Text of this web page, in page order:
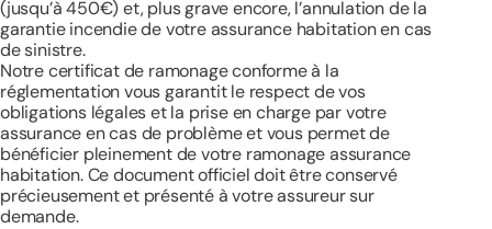
(jusqu’à 450€) et, plus grave encore, l’annulation de la
garantie incendie de votre assurance habitation en cas
de sinistre.
Notre certificat de ramonage conforme à la
réglementation vous garantit le respect de vos
obligations légales et la prise en charge par votre
assurance en cas de problèmeet vous permet de
bénéficier pleinement de votre ramonage assurance
habitation. Ce document officiel doit être conservé
précieusement et présenté à votre assureur sur
demande.